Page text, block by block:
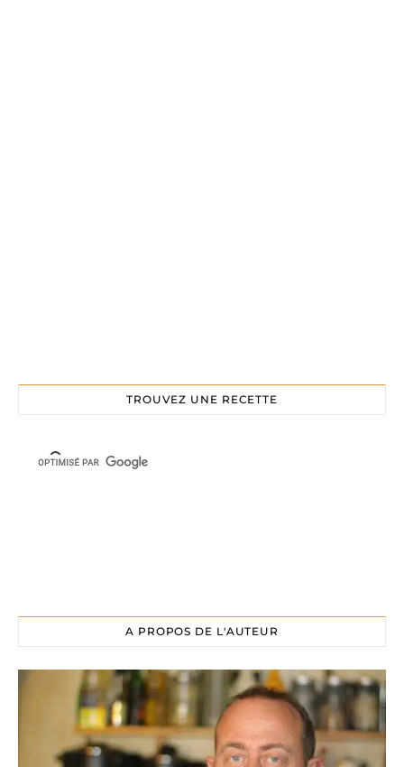
TROUVEZ UNE RECETTE
A PROPOS DE L'AUTEUR